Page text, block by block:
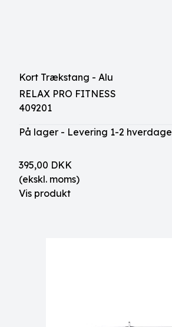
Kort Trækstang - Alu
RELAX PRO FITNESS
409201
På lager - Levering 1-2 hverdage
395,00 DKK
(ekskl. moms)
Vis produkt